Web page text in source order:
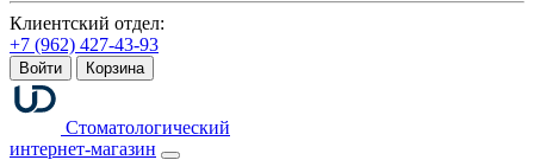
Клиентский отдел:
+7 (962) 427-43-93
Войти Корзина
Стоматологический
интернет-магазин